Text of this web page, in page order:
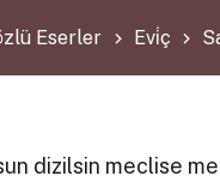
Eserler Evi̇ç
dizilsin meclise